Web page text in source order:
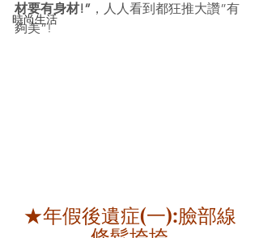
時尚生活
材要有身材!” ，人人看到都狂推大讚”有
夠美”!
★年假後遺症(一):臉部線